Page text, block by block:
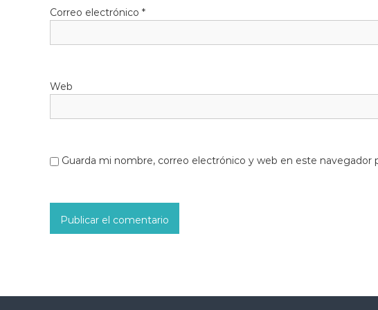
Correo electrónico *
Web
Guarda mi nombre, correo electrónico y web en este navegador